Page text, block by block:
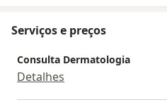
Serviços e preços
Consulta Dermatologia
Detalhes